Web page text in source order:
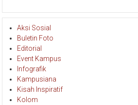
Aksi Sosial
Buletin Foto
Editorial
Event Kampus
Infografik
Kampusiana
Kisah Inspiratif
Kolom